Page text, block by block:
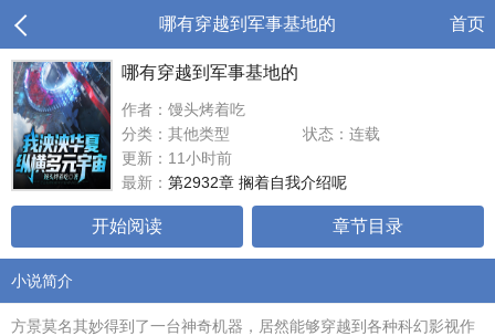
哪有穿越到军事基地的 首页
哪有穿越到军事基地的
作者：馒头烤着吃
分类：其他类型
状态：连载
更新：11小时前
最新： 第2932章 搁着自我介绍呢
开始阅读 章节目录
小说简介
方景莫名其妙得到了一台神奇机器，居然能够穿越到各种科幻影视作